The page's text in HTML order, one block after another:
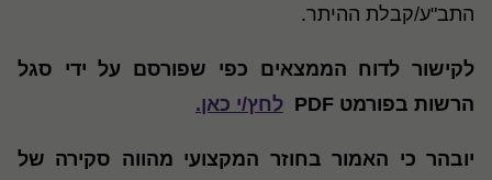
התב"ע/קבלת ההיתר.
לקישור לדוח הממצאים כפי שפורסם על ידי סגל
הרשות בפורמט PDF
לחץ/י כאן.
יובהר כי האמור בחוזר המקצועי מהווה סקירה של